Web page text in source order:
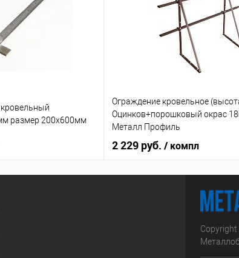
размер 200х600мм
Ограждение кровельное
Оцинков+порошковый окрас
Металл Профиль
2 229 руб. / компл